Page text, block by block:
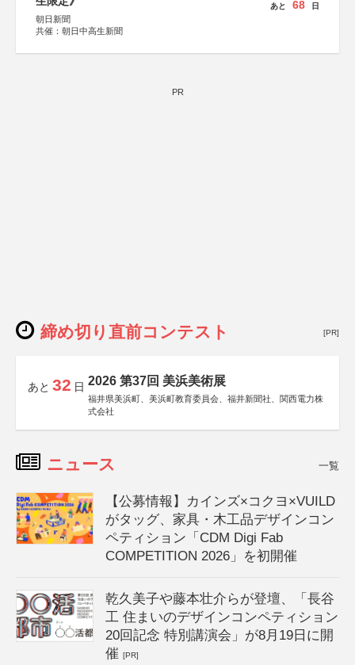
朝日新聞
共催：朝日中高生新聞
あと 68 日
PR
締め切り直前コンテスト [PR]
あと 32 日 2026 第37回 美浜美術展
福井県美浜町、美浜町教育委員会、福井新聞社、関西電力株
式会社
ニュース 一覧
【公募情報】カインズ×コクヨ×VUILD
がタッグ、家具・木工品デザインコン
ペティション「CDM Digi Fab
COMPETITION 2026」を初開催
乾久美子や藤本壮介らが登壇、「長谷
工 住まいのデザインコンペティション
20回記念 特別講演会」が8月19日に開
催[PR]